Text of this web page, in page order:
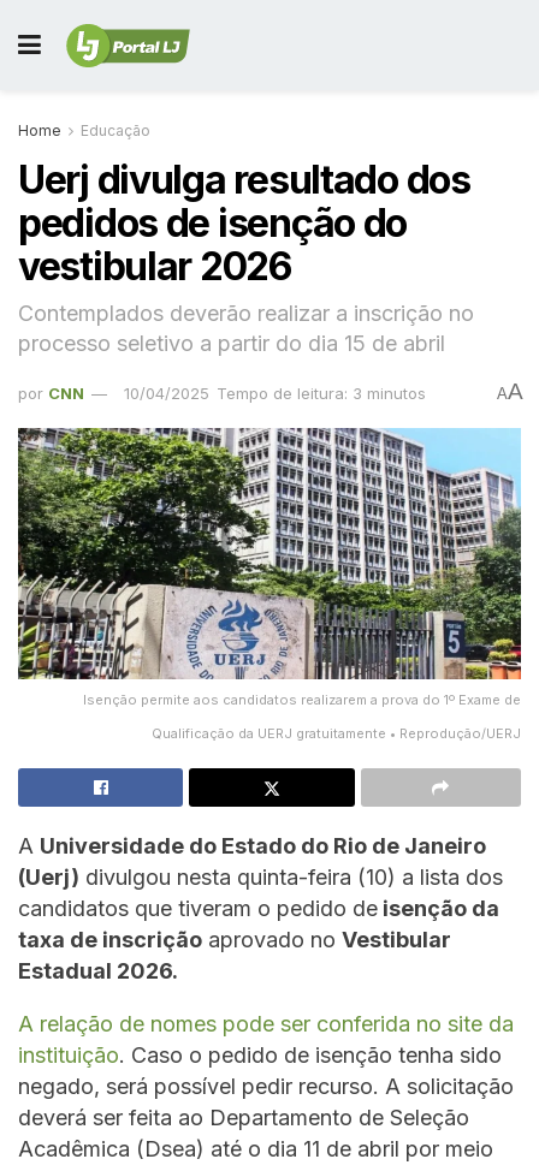
Home Educação
Uerj divulga resultado dos
pedidos de isenção do
vestibular 2026
Contemplados deverão realizar a inscrição no
processo seletivo a partir do dia 15 de abril
por CNN 10/04/2025 Tempo de leitura: 3 minutos AA
Isenção permite aos candidatos realizarem a prova do 1º Exame de
Qualificação da UERJ gratuitamente • Reprodução/UERJ
A Universidade do Estado do Rio de Janeiro
(Uerj) divulgou nesta quinta-feira (10) a lista dos
candidatos que tiveram o pedido de isenção da
taxa de inscrição aprovado no Vestibular
Estadual 2026.
A relação de nomes pode ser conferida no site da
instituição. Caso o pedido de isenção tenha sido
negado, será possível pedir recurso. A solicitação
deverá ser feita ao Departamento de Seleção
Acadêmica (Dsea) até o dia 11 de abril por meio